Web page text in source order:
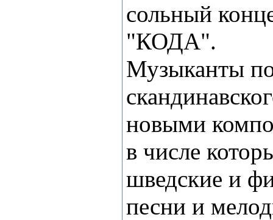
сольный
"КОДА".
Музыканты
новыми
в числе
шведские и
песни и